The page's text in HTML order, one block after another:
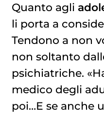
Quanto agli
li porta a
Tendono a non
non soltanto
psichiatriche.
medico degli
poi…E se anche